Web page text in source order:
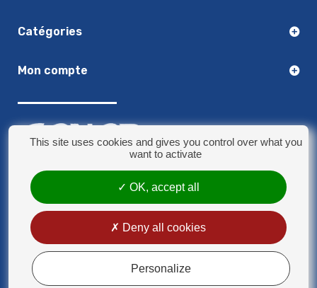
Catégories
Mon compte
8 rue Jules Verne - 59790 Ronchin
contact@sonorplus.com
Mentions légales
Conditions générales de vente
This site uses cookies and gives you control over what you
want to activate
OK, accept all
Deny all cookies
Personalize